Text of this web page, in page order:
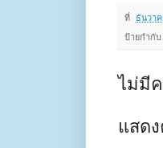
ที่ ธันวา
ป้ายกำกั
ไม่มี
แสด